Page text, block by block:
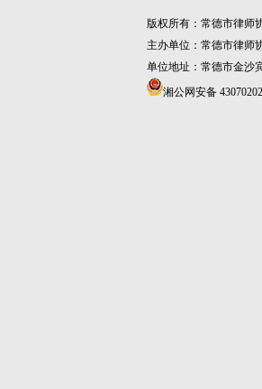
版权所有：常德市律
主办单位：常德市律
单位地址：常德市金沙
湘公网安备